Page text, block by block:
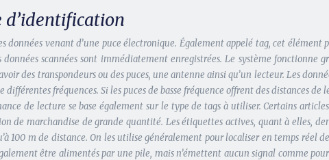
d’identification
venant d’une puce électronique. Également appelé tag, cet élément
données scannées sont immédiatement enregistrées. Le système
des transpondeurs ou des puces, une antenne ainsi qu’un lecteur. Les
fréquences. Si les puces de basse fréquence offrent des distances
de lecture se base également sur le type de tags à utiliser. Certains
de marchandise de grande quantité. Les étiquettes actives, quant à elles,
100 m de distance. On les utilise généralement pour localiser en temps réel
être alimentés par une pile, mais n’émettent aucun signal comme